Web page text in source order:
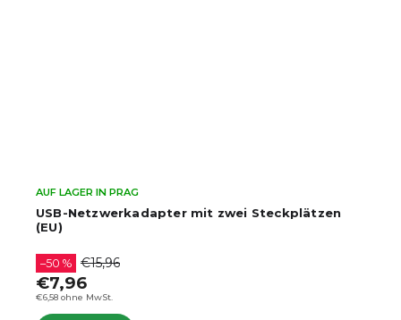
USB-Netzwerkadapter mit zwei Steckplätzen
(EU)
AUF LAGER IN PRAG
€6,58 ohne MwSt.
–50 % €15,96
€7,96